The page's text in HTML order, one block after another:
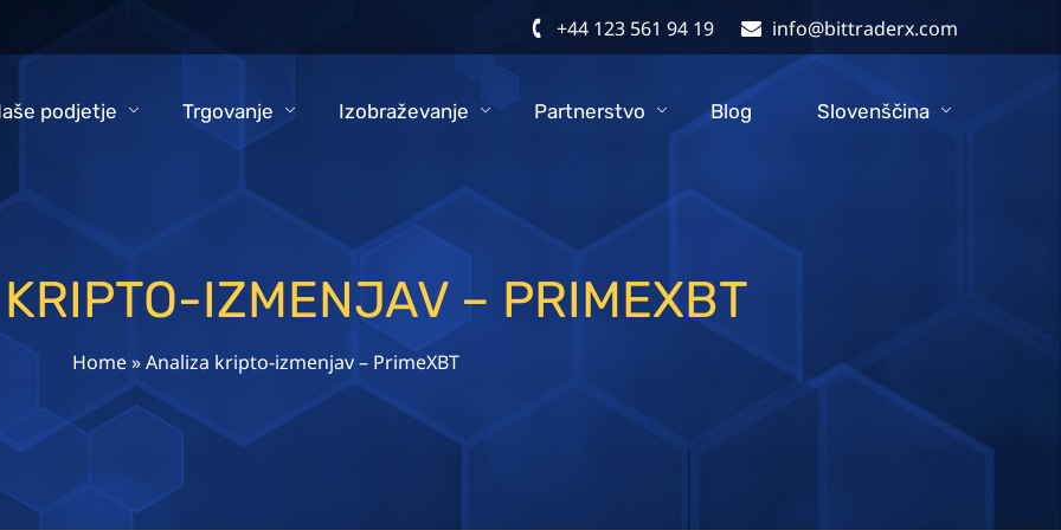
+44 123 561 94 19 info@bittraderx.com
podjetje Trgovanje Izobraževanje Partnerstvo Blog Slovenščina
IZMENJAV – PRIMEXBT
Home»Analiza kripto-izmenjav – PrimeXBT